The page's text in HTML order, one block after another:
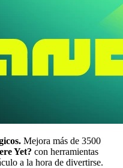
Mejora más de 3500
Yet? con herramientas
a la hora de divertirse.